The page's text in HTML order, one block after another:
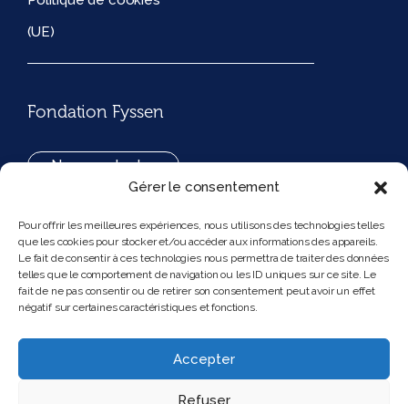
Gérer le consentement
Pour offrir les meilleures expériences, nous utilisons des technologies telles
que les cookies pour stocker et/ou accéder aux informations des appareils.
Le fait de consentir à ces technologies nous permettra de traiter des données
telles que le comportement de navigation ou les ID uniques sur ce site. Le
fait de ne pas consentir ou de retirer son consentement peut avoir un effet
négatif sur certaines caractéristiques et fonctions.
Accepter
Refuser
(UE)
Fondation Fyssen
Nous contacter
194, rue de Rivoli 75001 Paris France
Nous suivre